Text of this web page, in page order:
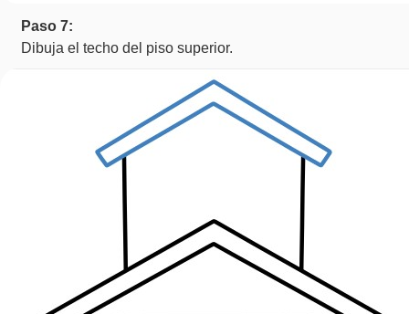
Paso 7:
Dibuja el techo del piso superior.